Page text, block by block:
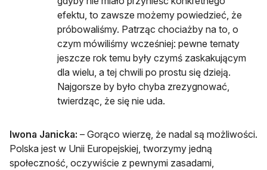
efektu, to zawsze możemy powiedzieć, że
próbowaliśmy. Patrząc chociażby na to, o
czym mówiliśmy wcześniej: pewne tematy
jeszcze rok temu były czymś zaskakującym
dla wielu, a tej chwili po prostu się dzieją.
Najgorsze by było chyba zrezygnować,
twierdząc, że się nie uda.
Iwona Janicka: – Gorąco wierzę, że nadal są możliwości.
Polska jest w Unii Europejskiej, tworzymy jedną
społeczność, oczywiście z pewnymi zasadami,